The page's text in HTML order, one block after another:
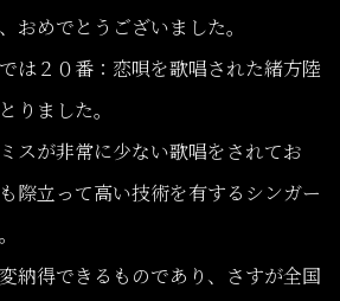
おめでとうございました。
は２０番：恋唄を歌唱された緒方陸
りました。
スが非常に少ない歌唱をされてお
際立って高い技術を有するシンガー
納得できるものであり、さすが全国